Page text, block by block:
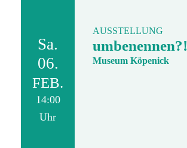
Sa.
06.
FEB.
14:00
Uhr
AUSSTELLUNG
umbenennen?!
Museum Köpenick